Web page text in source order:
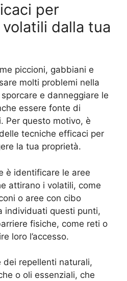
per
dalla tua
piccioni, gabbiani e
molti problemi nella
e danneggiare le
essere fonte di
Per questo motivo, è
tecniche efficaci per
la tua proprietà.
è identificare le aree
attirano i volatili, come
o aree con cibo
individuati questi punti,
fisiche, come reti o
loro l’accesso.
dei repellenti naturali,
o oli essenziali, che